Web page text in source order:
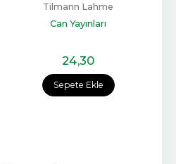
Sepete Ekle
Tilmann Lahme
Can Yayınları
24,30